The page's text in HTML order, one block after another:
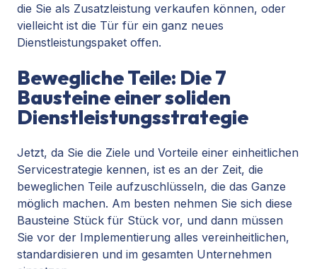
die Sie als Zusatzleistung verkaufen können, oder
vielleicht ist die Tür für ein ganz neues
Dienstleistungspaket offen.
Bewegliche Teile: Die 7
Bausteine einer soliden
Dienstleistungsstrategie
Jetzt, da Sie die Ziele und Vorteile einer einheitlichen
Servicestrategie kennen, ist es an der Zeit, die
beweglichen Teile aufzuschlüsseln, die das Ganze
möglich machen. Am besten nehmen Sie sich diese
Bausteine Stück für Stück vor, und dann müssen
Sie vor der Implementierung alles vereinheitlichen,
standardisieren und im gesamten Unternehmen